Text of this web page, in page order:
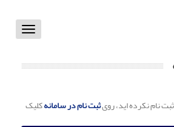
Toggle
نام نکرده اید، رویثبت نام در سامانهکلیک